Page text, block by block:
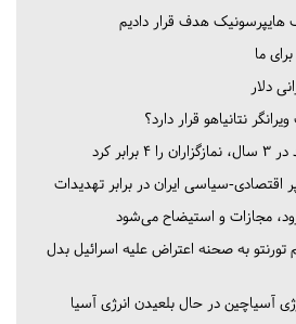
هایپرسونیک هدف قرار دادیم
ما
دلار
نتانیاهو قرار دارد؟
کرد
اقتصادی-سیاسی ایران در برابر تهدیدات
رود، مجازات و استیضاح می‌شود
تورنتو به صحنه اعتراض علیه اسرائیل بدل
آسیاچین در حال بلعیدن انرژی آسیا